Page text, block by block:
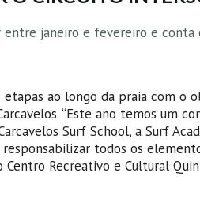
janeiro e fevereiro e conta
etapas ao longo da praia com
“Este ano temos um
Surf School, a Surf
todos os
Recreativo e Cultural